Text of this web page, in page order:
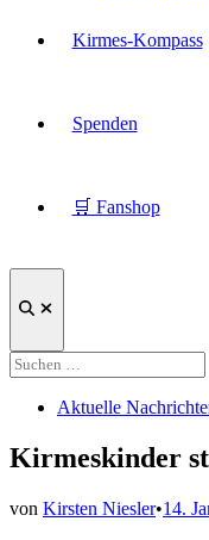
Kirmes-Kompass
Spenden
🛒 Fanshop
Suche
Suchen
nach:
Veröffentlicht
Aktuelle
Kirmeskinder
von Kirsten Niesler•14.